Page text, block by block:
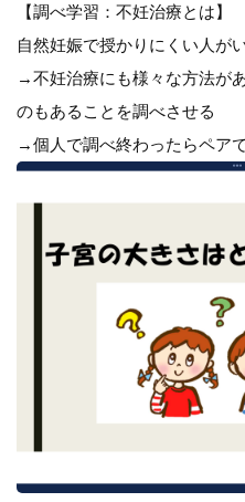
【調べ学習：不妊治療とは】
自然妊娠で授かりにくい人が
→不妊治療にも様々な方法が
のもあることを調べさせる
→個人で調べ終わったらペア